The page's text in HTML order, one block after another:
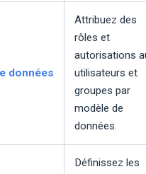
données
Attribuez des
rôles et
autorisations
utilisateurs et
groupes par
modèle de
données.
Définissez les